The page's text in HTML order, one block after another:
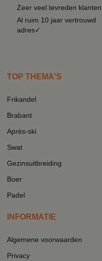
Zeer veel tevreden
Al ruim 10 jaar vertrouwd
adres✓
TOP THEMA'S
Frikandel
Brabant
Après-ski
Swat
Gezinsuitbreiding
Boer
Padel
INFORMATIE
Algemene voorwaarden
Privacy